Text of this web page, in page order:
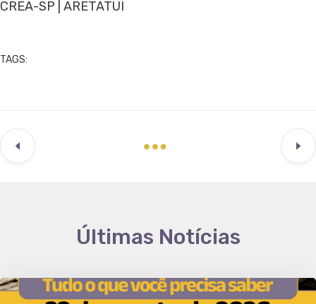
CREA-SP | ARETATUI
TAGS:
Últimas Notícias